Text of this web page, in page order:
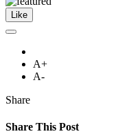
Like
A+
A-
Share
Share This Post